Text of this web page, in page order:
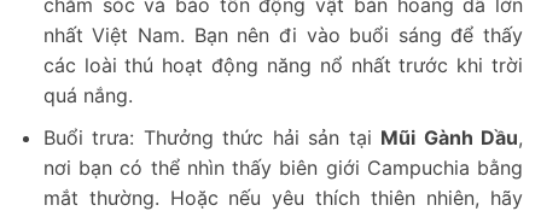
chăm sóc và bảo tồn động vật bán hoang dã lớn
nhất Việt Nam. Bạn nên đi vào buổi sáng để thấy
các loài thú hoạt động năng nổ nhất trước khi trời
quá nắng.
Buổi trưa: Thưởng thức hải sản tại Mũi Gành Dầu,
nơi bạn có thể nhìn thấy biên giới Campuchia bằng
mắt thường. Hoặc nếu yêu thích thiên nhiên, hãy